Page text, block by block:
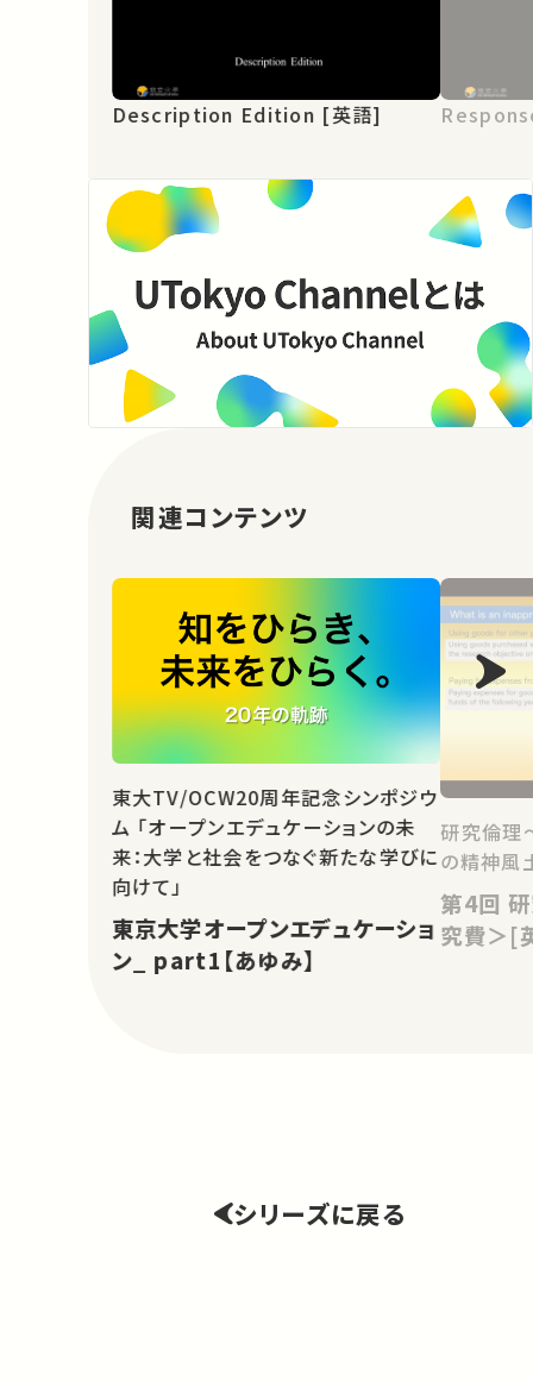
Description Edition [英語]
関連コンテンツ
東大TV/OCW20周年記念シンポジウ
ム 「オープンエデュケーションの未
来：大学と社会をつなぐ新たな学びに
向けて」
東京大学オープンエデュケーショ
ン_ part1【あゆみ】
研究倫理
の精神風
第4回 研究倫理教育教材＜２．研
究費＞[
シリーズに戻る